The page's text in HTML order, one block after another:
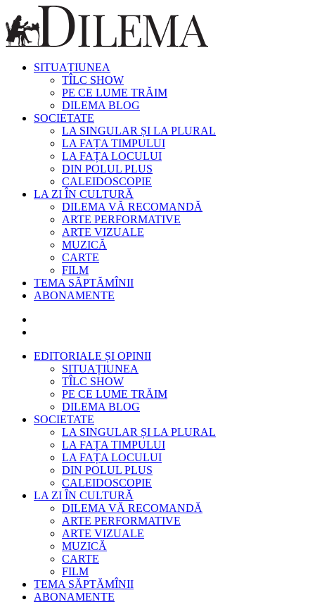
SITUAȚIUNEA
TÎLC SHOW
PE CE LUME TRĂIM
DILEMA BLOG
SOCIETATE
LA SINGULAR ȘI LA PLURAL
LA FAȚA TIMPULUI
LA FAȚA LOCULUI
DIN POLUL PLUS
CALEIDOSCOPIE
LA ZI ÎN CULTURĂ
DILEMA VĂ RECOMANDĂ
ARTE PERFORMATIVE
ARTE VIZUALE
MUZICĂ
CARTE
FILM
TEMA SĂPTĂMÎNII
ABONAMENTE
EDITORIALE ȘI OPINII
SITUAȚIUNEA
TÎLC SHOW
PE CE LUME TRĂIM
DILEMA BLOG
SOCIETATE
LA SINGULAR ȘI LA PLURAL
LA FAȚA TIMPULUI
LA FAȚA LOCULUI
DIN POLUL PLUS
CALEIDOSCOPIE
LA ZI ÎN CULTURĂ
DILEMA VĂ RECOMANDĂ
ARTE PERFORMATIVE
ARTE VIZUALE
MUZICĂ
CARTE
FILM
TEMA SĂPTĂMÎNII
ABONAMENTE